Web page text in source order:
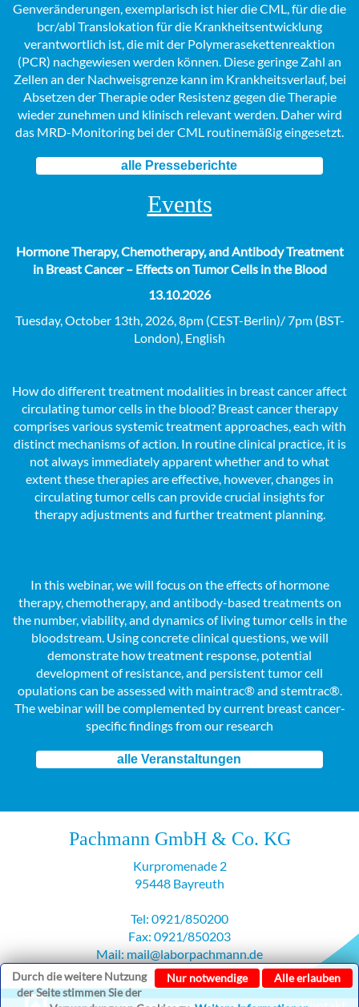
Genveränderungen, exemplarisch ist hier die CML, für die die
bcr/abl Translokation für die Krankheitsentwicklung
verantwortlich ist, die mit der Polymerasekettenreaktion
(PCR) nachgewiesen werden können. Diese geringe Zahl an
Zellen an der Nachweisgrenze kann im Krankheitsverlauf, bei
Absetzen der Therapie oder Resistenz gegen die Therapie
wieder zunehmen und klinisch relevant werden. Daher wird
das MRD-Monitoring bei der CML routinemäßig eingesetzt.
alle Presseberichte
Events
Hormone Therapy, Chemotherapy, and Antibody Treatment
in Breast Cancer – Effects on Tumor Cells in the Blood
13.10.2026
Tuesday, October 13th, 2026, 8pm (CEST-Berlin)/ 7pm (BST-
London), English
How do different treatment modalities in breast cancer affect
circulating tumor cells in the blood? Breast cancer therapy
comprises various systemic treatment approaches, each with
distinct mechanisms of action. In routine clinical practice, it is
not always immediately apparent whether and to what
extent these therapies are effective, however, changes in
circulating tumor cells can provide crucial insights for
therapy adjustments and further treatment planning.
In this webinar, we will focus on the effects of hormone
therapy, chemotherapy, and antibody-based treatments on
the number, viability, and dynamics of living tumor cells in the
bloodstream. Using concrete clinical questions, we will
demonstrate how treatment response, potential
development of resistance, and persistent tumor cell
opulations can be assessed with maintrac® and stemtrac®.
The webinar will be complemented by current breast cancer-
specific findings from our research
alle Veranstaltungen
Pachmann GmbH & Co. KG
Kurpromenade 2
95448 Bayreuth
Tel: 0921/850200
Fax: 0921/850203
Mail: mail@laborpachmann.de
Alle erlauben
Nur notwendige
Durch die weitere Nutzung
der Seite stimmen Sie der